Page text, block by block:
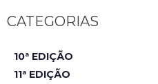
CATEGORIAS
10ª EDIÇÃO
11ª EDIÇÃO